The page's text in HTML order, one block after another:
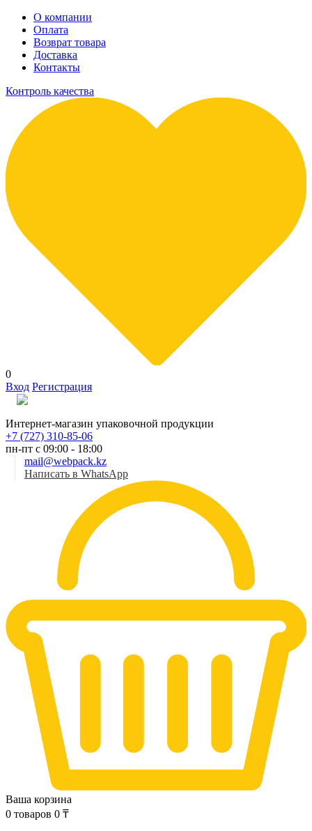
О компании
Оплата
Возврат товара
Доставка
Контакты
Контроль качества
0
Вход Регистрация
Интернет-магазин упаковочной продукции
+7 (727) 310-85-06
пн-пт с 09:00 - 18:00
mail@webpack.kz
Написать в WhatsApp
Ваша корзина
0 товаров 0 ₸